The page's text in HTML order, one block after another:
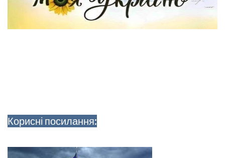
Корисні посилання: